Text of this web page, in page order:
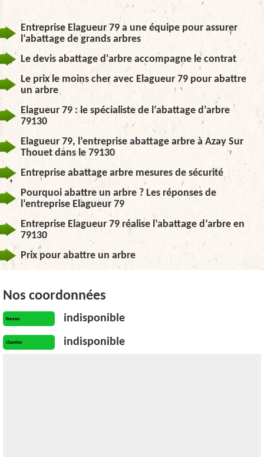
Entreprise Elagueur 79 a une équipe pour assurer
l’abattage de grands arbres
Le devis abattage d'arbre accompagne le contrat
Le prix le moins cher avec Elagueur 79 pour abattre
un arbre
Elagueur 79 : le spécialiste de l’abattage d’arbre
79130
Elagueur 79, l’entreprise abattage arbre à Azay Sur
Thouet dans le 79130
Entreprise abattage arbre mesures de sécurité
Pourquoi abattre un arbre ? Les réponses de
l’entreprise Elagueur 79
Entreprise Elagueur 79 réalise l’abattage d’arbre en
79130
Prix pour abattre un arbre
Nos coordonnées
Bureau indisponible
Chantier indisponible